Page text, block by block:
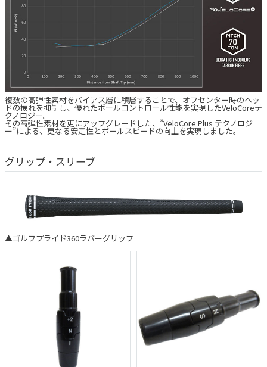
複数の高弾性素材をバイアス層に積層することで、オフセンター時のヘッ
ドの捩れを抑制し、優れたボールコントロール性能を実現したVeloCoreテ
クノロジー。
その高弾性素材を更にアップグレードした、”VeloCore Plus テクノロジ
ー”による、更なる安定性とボールスピードの向上を実現しました。
グリップ・スリーブ
▲ゴルフプライド360ラバーグリップ